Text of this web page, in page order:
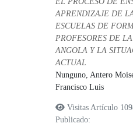
APRENDIZAJE DE
ESCUELAS DE
PROFESORES DE
ANGOLA Y LA
ACTUAL
Nunguno, Antero
Francisco Luis
Visitas Artículo
Publicado: